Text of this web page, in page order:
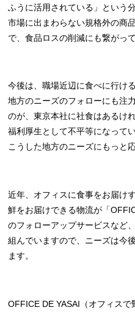
ふうに活用されている」という
市場に出まわらない規格外の商
で、食品ロスの削減にも繋がって
今後は、職場近辺に食べに行け
地方のニーズのフォローにも注
のが、東京本社に社食はあるけ
福利厚生として不平等になって
こうした地方のニーズにもっと
近年、オフィスに食事をお届け
鮮をお届けできる物流が「
のフォローアップサービスなど
組んでいますので、ニーズは今
ます。
OFFICE DE YASAI（オフィスで